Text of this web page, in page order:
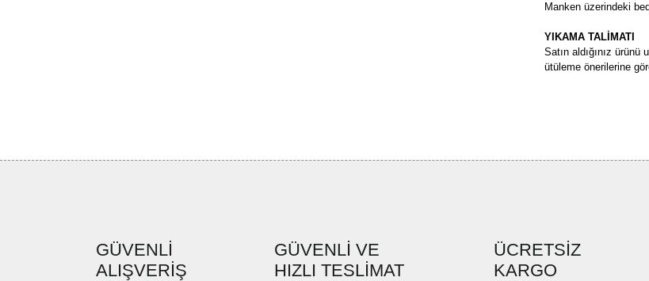
Manken üzerindeki
YIKAMA TALİMATI
Satın aldığınız
ütüleme önerilerine
Ürün fiyatı diğer
Bu ürüne
GÜVENLİ
ALIŞVERİŞ
GÜVENLİ VE
HIZLI TESLİMAT
ÜCRETSİZ
KARGO